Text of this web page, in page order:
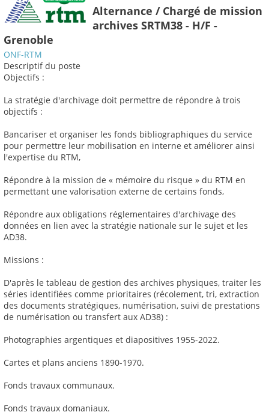
Alternance / Chargé de mission
archives SRTM38 - H/F -
Grenoble
ONF-RTM
Descriptif du poste
Objectifs :
La stratégie d'archivage doit permettre de répondre à trois
objectifs :
Bancariser et organiser les fonds bibliographiques du service
pour permettre leur mobilisation en interne et améliorer ainsi
l'expertise du RTM,
Répondre à la mission de « mémoire du risque » du RTM en
permettant une valorisation externe de certains fonds,
Répondre aux obligations réglementaires d'archivage des
données en lien avec la stratégie nationale sur le sujet et les
AD38.
Missions :
D'après le tableau de gestion des archives physiques, traiter les
séries identifiées comme prioritaires (récolement, tri, extraction
des documents stratégiques, numérisation, suivi de prestations
de numérisation ou transfert aux AD38) :
Photographies argentiques et diapositives 1955-2022.
Cartes et plans anciens 1890-1970.
Fonds travaux communaux.
Fonds travaux domaniaux.